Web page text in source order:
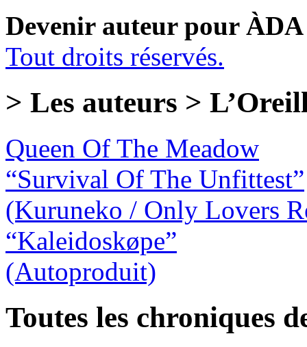
Devenir auteur pour ÀDA
Tout droits réservés.
> Les auteurs >
Queen Of The Meadow
“Survival Of The Unfittest”
(Kuruneko / Only Lovers
“Kaleidoskøpe”
(Autoproduit)
Toutes les chroniques